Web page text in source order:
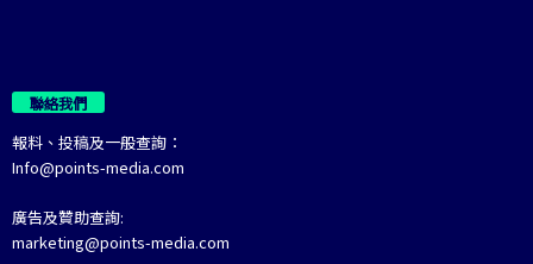
聯絡我們
報料、投稿及一般查詢：
Info@points-media.com
廣告及贊助查詢:
marketing@points-media.com